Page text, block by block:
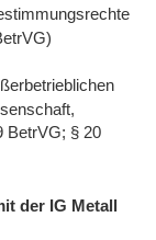
BetrVG; § 20
der IG Metall